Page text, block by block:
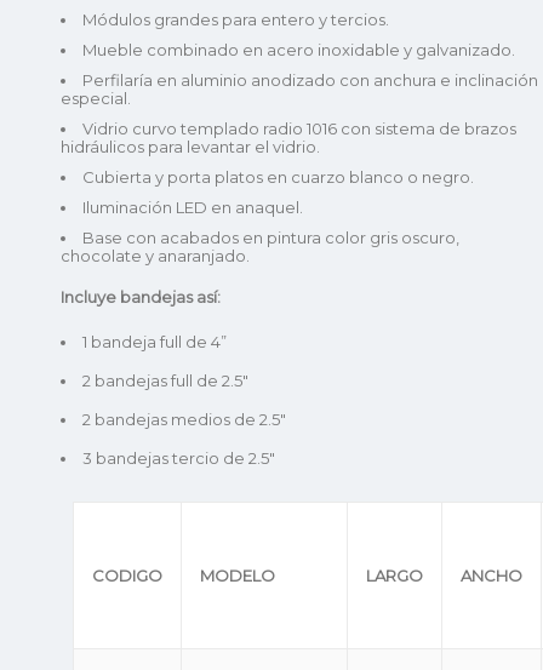
Módulos grandes para entero y tercios.
Mueble combinado en acero inoxidable y galvanizado.
Perfilaría en aluminio anodizado con anchura e inclinación
especial.
Vidrio curvo templado radio 1016 con sistema de brazos
hidráulicos para levantar el vidrio.
Cubierta y porta platos en cuarzo blanco o negro.
Iluminación LED en anaquel.
Base con acabados en pintura color gris oscuro,
chocolate y anaranjado.
Incluye bandejas así:
1 bandeja full de 4”
2 bandejas full de 2.5″
2 bandejas medios de 2.5″
3 bandejas tercio de 2.5″
CODIGO MODELO LARGO ANCHO